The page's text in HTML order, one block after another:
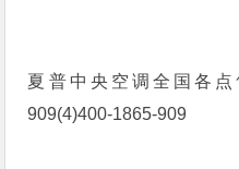
夏普中央空调全国各点
909(4)400-1865-909